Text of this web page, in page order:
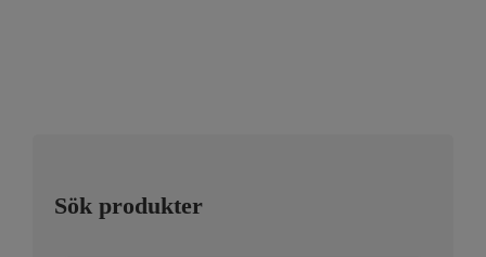
Sök produkter